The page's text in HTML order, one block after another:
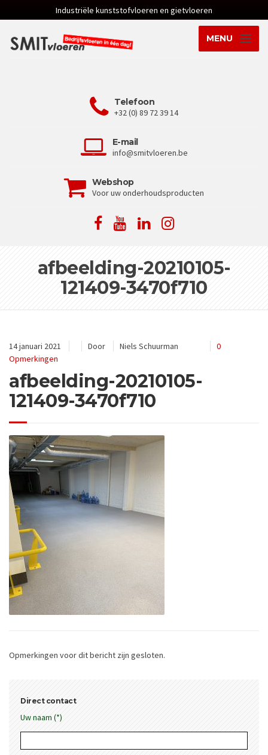
Industriële kunststofvloeren en gietvloeren
MENU
Telefoon
+32 (0) 89 72 39 14
E-mail
info@smitvloeren.be
Webshop
Voor uw onderhoudsproducten
afbeelding-20210105-
121409-3470f710
14 januari 2021 Door Niels Schuurman
0
Opmerkingen
afbeelding-20210105-
121409-3470f710
Opmerkingen voor dit bericht zijn gesloten.
Direct contact
Uw naam (*)